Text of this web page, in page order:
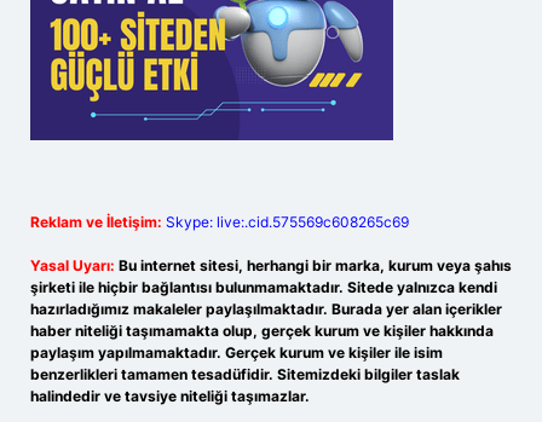
Reklam ve İletişim: Skype: live:.cid.575569c608265c69
Yasal Uyarı: Bu internet sitesi, herhangi bir marka, kurum veya şahıs
şirketi ile hiçbir bağlantısı bulunmamaktadır. Sitede yalnızca kendi
hazırladığımız makaleler paylaşılmaktadır. Burada yer alan içerikler
haber niteliği taşımamakta olup, gerçek kurum ve kişiler hakkında
paylaşım yapılmamaktadır. Gerçek kurum ve kişiler ile isim
benzerlikleri tamamen tesadüfidir. Sitemizdeki bilgiler taslak
halindedir ve tavsiye niteliği taşımazlar.